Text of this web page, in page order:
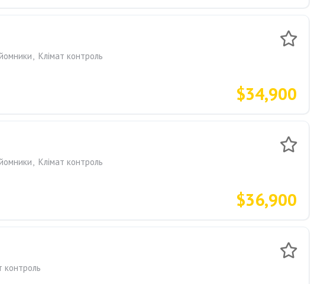
, Клiмат контроль
$34,900
, Клiмат контроль
$36,900
контроль